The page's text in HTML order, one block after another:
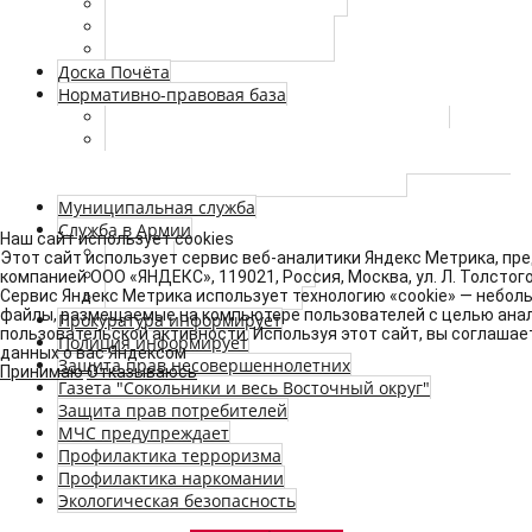
Доска Почёта
Нормативно-правовая база
Муниципальная служба
Служба в Армии
Новости
Нормативные документы
Страничка призывника
Прокуратура информирует
Полиция информирует
Защита прав несовершеннолетних
Газета "Сокольники и весь Восточный округ"
Защита прав потребителей
МЧС предупреждает
Профилактика терроризма
Профилактика наркомании
Экологическая безопасность
Наш сайт использует cookies
Этот сайт использует сервис веб-аналитики Яндекс Метрика,
компанией ООО «ЯНДЕКС», 119021, Россия, Москва, ул. Л.
Сервис Яндекс Метрика использует технологию «cookie» —
файлы, размещаемые на компьютере пользователей с целью
пользовательской активности. Используя этот сайт, вы
данных о вас Яндексом
ПринимаюОтказываюсь